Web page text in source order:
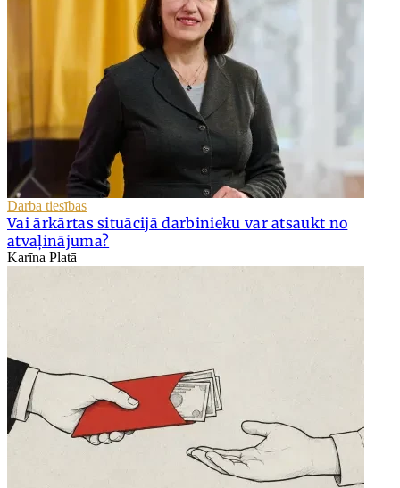
Darba tiesības
Vai ārkārtas situācijā darbinieku var atsaukt no
atvaļinājuma?
Karīna Platā